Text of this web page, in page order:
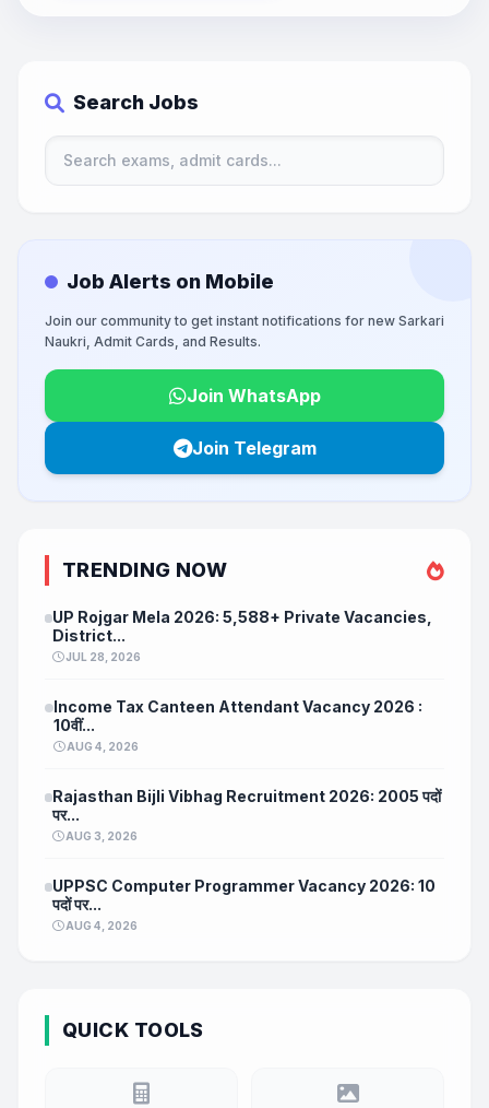
Search Jobs
Job Alerts on Mobile
Join our community to get instant notifications for new Sarkari
Naukri, Admit Cards, and Results.
Join WhatsApp
Join Telegram
TRENDING NOW
UP Rojgar Mela 2026: 5,588+ Private Vacancies,
District...
JUL 28, 2026
Income Tax Canteen Attendant Vacancy 2026 :
10वीं...
AUG 4, 2026
Rajasthan Bijli Vibhag Recruitment 2026: 2005 पदों
पर...
AUG 3, 2026
UPPSC Computer Programmer Vacancy 2026: 10
पदों पर...
AUG 4, 2026
QUICK TOOLS